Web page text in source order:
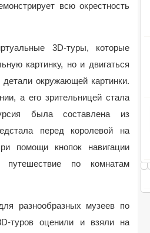
всю окрестность
3D-туры, которые
картинку, но и двигаться
окружающей картинки.
а его зрительницей стала
была составлена из
перед королевой на
помощи кнопок навигации
по комнатам
разнообразных музеев по
туров оценили и взяли на